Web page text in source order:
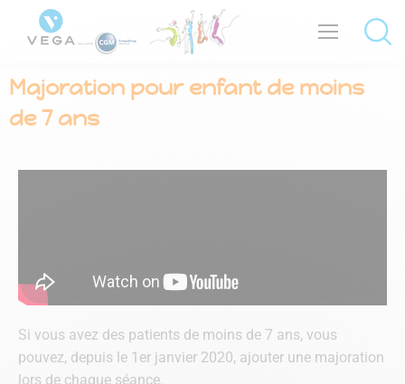
Majoration pour enfant de moins
de 7 ans
Si vous avez des patients de moins de 7 ans, vous
pouvez, depuis le 1er janvier 2020, ajouter une majoration
lors de chaque séance.